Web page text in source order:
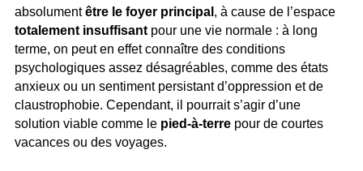
absolumentêtre le foyer principal , à cause de l’espace
totalement insuffisant pour une vie normale : à long
terme, on peut en effet connaître des conditions
psychologiques assez désagréables, comme des états
anxieux ou un sentiment persistant d’oppression et de
claustrophobie. Cependant, il pourrait s’agir d’une
solution viable comme le pied-à-terre pour de courtes
vacances ou des voyages.